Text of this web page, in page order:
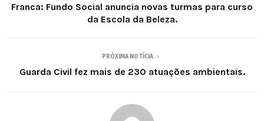
Franca: Fundo Social anuncia novas turmas para curso
da Escola da Beleza.
PRÓXIMA NOTÍCIA
Guarda Civil fez mais de 230 atuações ambientais.